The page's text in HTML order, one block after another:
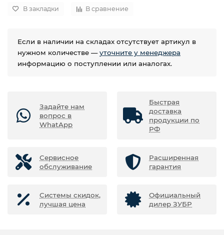
В закладки В сравнение
Если в наличии на складах отсутствует артикул в
нужном количестве —уточните у менеджера
информацию о поступлении или аналогах.
Задайте нам
вопрос в
WhatApp
Быстрая
доставка
продукции по
РФ
Сервисное
обслуживание
Расширенная
гарантия
Системы скидок,
лучшая цена
Официальный
дилер ЗУБР